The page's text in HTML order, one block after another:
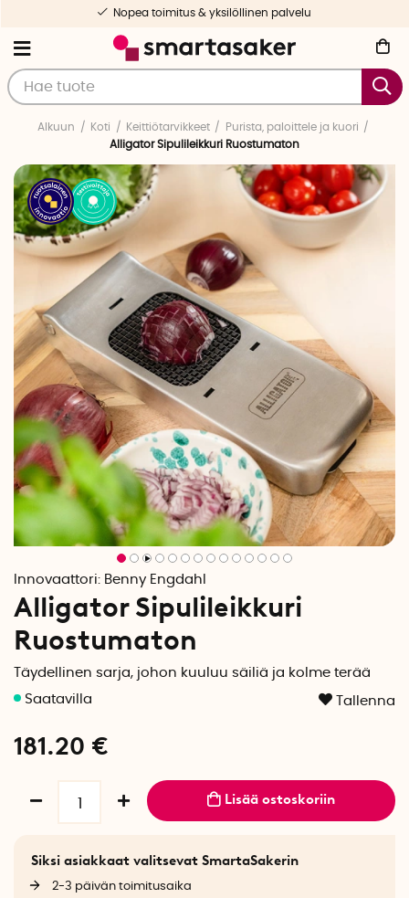
Nopea toimitus & yksilöllinen palvelu
Alkuun Koti Keittiötarvikkeet
Purista, paloittele ja kuori
Alligator Sipulileikkuri Ruostumaton
Innovaattori: Benny Engdahl
Alligator Sipulileikkuri
Ruostumaton
Täydellinen sarja, johon kuuluu säiliä ja kolme terää
Tallenna
181.20 €
Lisää ostoskoriin
Siksi asiakkaat valitsevat SmartaSakerin
2-3 päivän toimitusaika